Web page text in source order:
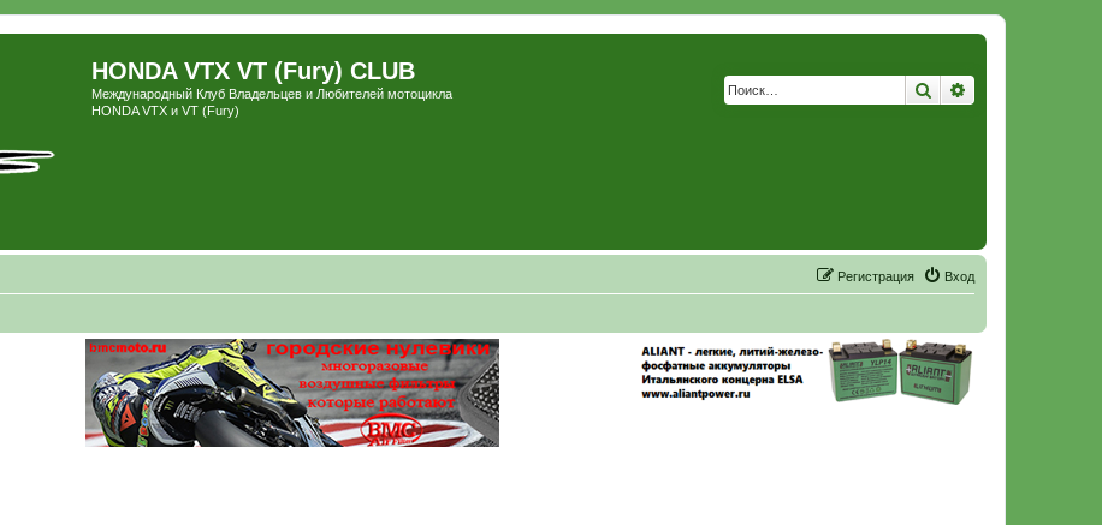
HONDA VTX VT (Fury) CLUB
Международный Клуб Владельцев и Любителей мотоцикла
HONDA VTX и VT (Fury)
Поиск
Вход
Регистрация